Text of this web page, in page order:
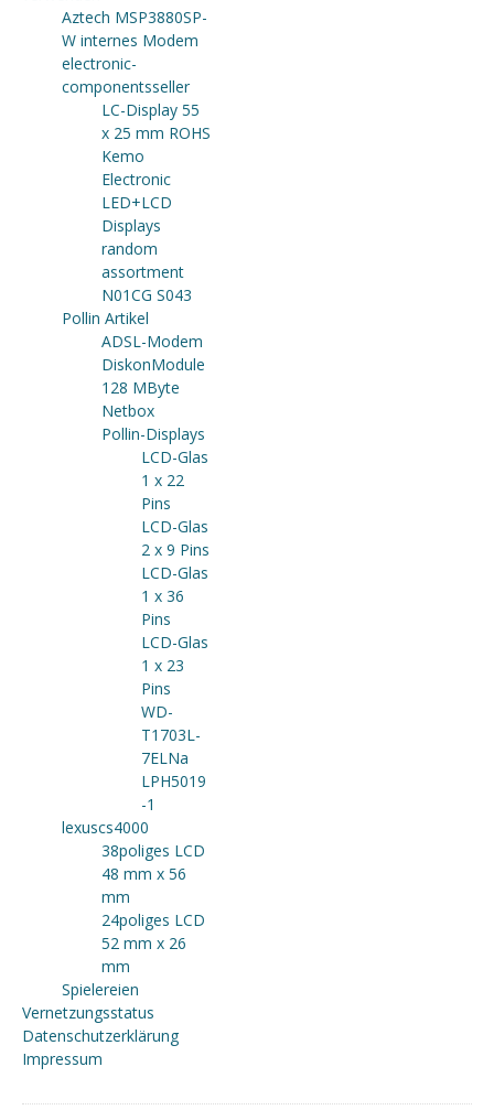
Aztech MSP3880SP-
W internes Modem
electronic-
componentsseller
LC-Display 55
x 25 mm ROHS
Kemo
Electronic
LED+LCD
Displays
random
assortment
N01CG S043
Pollin Artikel
ADSL-Modem
DiskonModule
128 MByte
Netbox
Pollin-Displays
LCD-Glas
1 x 22
Pins
LCD-Glas
2 x 9 Pins
LCD-Glas
1 x 36
Pins
LCD-Glas
1 x 23
Pins
WD-
T1703L-
7ELNa
LPH5019
-1
lexuscs4000
38poliges LCD
48 mm x 56
mm
24poliges LCD
52 mm x 26
mm
Spielereien
Vernetzungsstatus
Datenschutzerklärung
Impressum